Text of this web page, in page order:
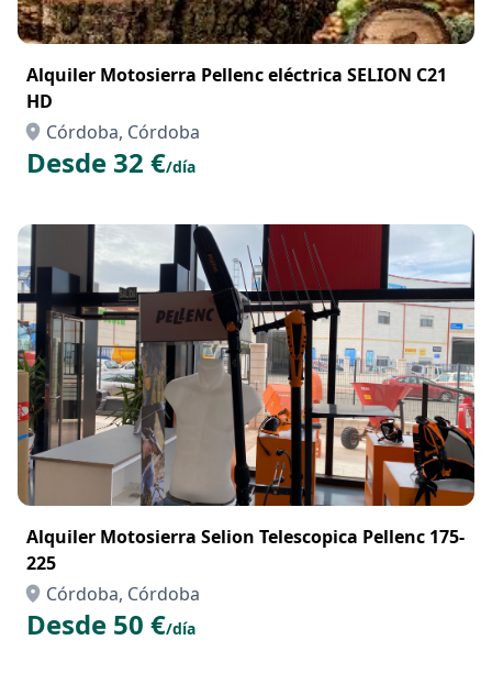
Alquiler Motosierra Pellenc eléctrica SELION C21
HD
Córdoba, Córdoba
Desde 32 €/día
Alquiler Motosierra Selion Telescopica Pellenc 175-
225
Córdoba, Córdoba
Desde 50 €/día